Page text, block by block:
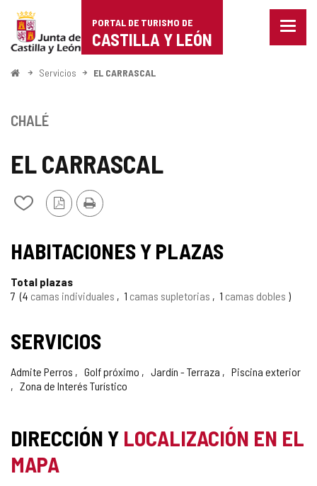
Portal
de
Turismo
Castilla
León
PORTAL DE TURISMO DE
CASTILLA Y LEÓN
Menu
InicioServicios EL CARRASCAL
EL CARRASCAL
Añadir/quitar
cuadernos
Versión
PDF
Imprimir
CHALÉ
HABITACIONES Y PLAZAS
Total plazas
7 4 camas individuales 1 camas supletorias 1 camas dobles
SERVICIOS
Admite Perros Golf próximo Jardín - Terraza
Piscina exterior
Zona de Interés Turístico
DIRECCIÓN Y LOCALIZACIÓN EN EL
MAPA